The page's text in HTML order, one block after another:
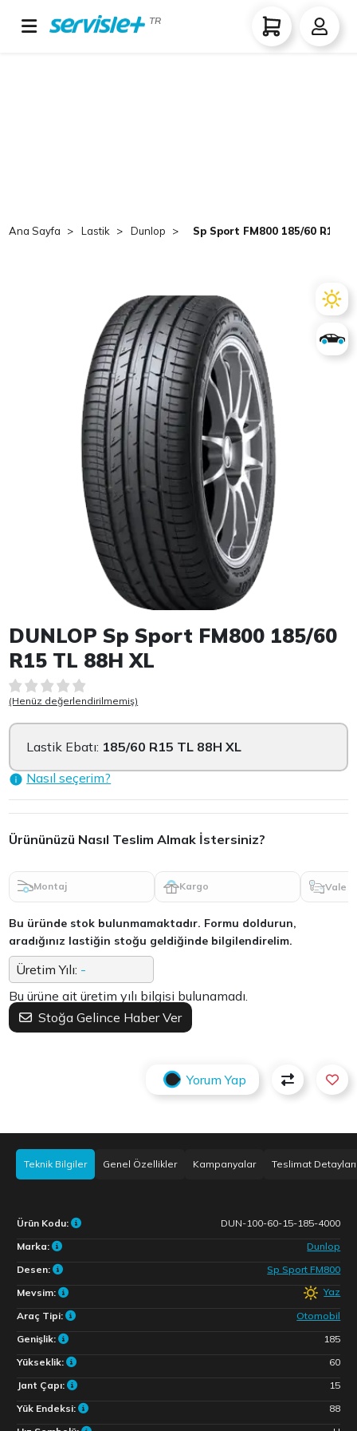
TR
Ana Sayfa Lastik Dunlop Sp Sport FM800 185/60 R15
Item 1 of 1
DUNLOP Sp Sport FM800 185/60
R15 TL 88H XL
(Henüz değerlendirilmemiş)
Lastik Ebatı: 185/60 R15 TL 88H XL
Nasıl seçerim?
Ürününüzü Nasıl Teslim Almak İstersiniz?
Montaj Kargo Vale
Bu üründe stok bulunmamaktadır. Formu doldurun,
aradığınız lastiğin stoğu geldiğinde bilgilendirelim.
Üretim Yılı: -
Bu ürüne ait üretim yılı bilgisi bulunamadı.
Stoğa Gelince Haber Ver
Yorum Yap
Teknik Bilgiler Genel Özellikler Kampanyalar Teslimat Detayları
Ürün Kodu:
DUN-100-60-15-185-4000
Marka:
Dunlop
Desen:
Sp Sport FM800
Mevsim:
Yaz
Araç Tipi:
Otomobil
Genişlik:
185
Yükseklik:
60
Jant Çapı:
15
Yük Endeksi:
88